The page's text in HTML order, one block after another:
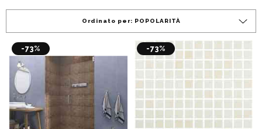
Ordinato per: POPOLARITÀ
-73% -73%